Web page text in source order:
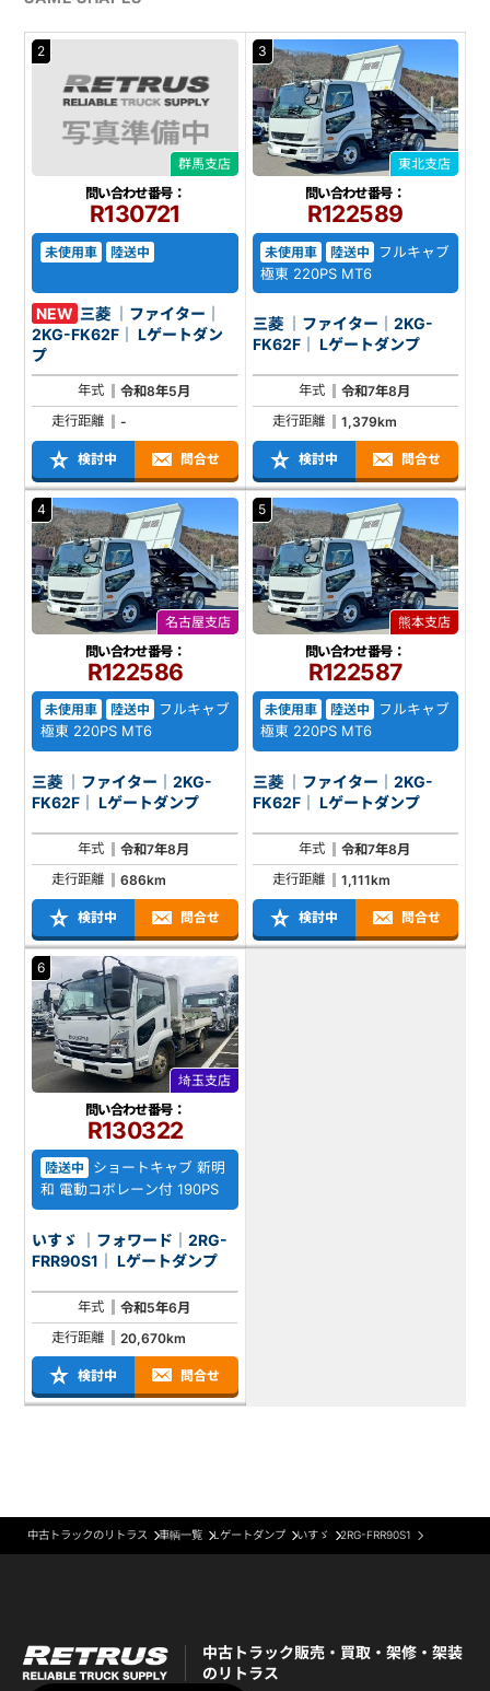
2
群馬支店
問い合わせ番号：
R130721
未使用車 陸送中
NEW 三菱 ｜ファイター｜
2KG-FK62F｜ Lゲートダン
プ
年式
令和8年5月
走行距離
-
検討中 問合せ
3
東北支店
問い合わせ番号：
R122589
未使用車 陸送中
フルキャブ
極東 220PS MT6
三菱 ｜ファイター｜2KG-
FK62F｜ Lゲートダンプ
年式
令和7年8月
走行距離
1,379km
検討中 問合せ
4
名古屋支店
問い合わせ番号：
R122586
未使用車 陸送中
フルキャブ
極東 220PS MT6
三菱 ｜ファイター｜2KG-
FK62F｜ Lゲートダンプ
年式
令和7年8月
走行距離
686km
検討中 問合せ
5
熊本支店
問い合わせ番号：
R122587
未使用車 陸送中
フルキャブ
極東 220PS MT6
三菱 ｜ファイター｜2KG-
FK62F｜ Lゲートダンプ
年式
令和7年8月
走行距離
1,111km
検討中 問合せ
6
埼玉支店
問い合わせ番号：
R130322
陸送中
ショートキャブ 新明
和 電動コボレーン付 190PS
いすゞ ｜フォワード｜2RG-
FRR90S1｜ Lゲートダンプ
年式
令和5年6月
走行距離
20,670km
検討中 問合せ
中古トラックのリトラス 車輌一覧 Lゲートダンプ いすゞ 2RG-FRR90S1
中古トラック販売・買取・架修・架装
のリトラス